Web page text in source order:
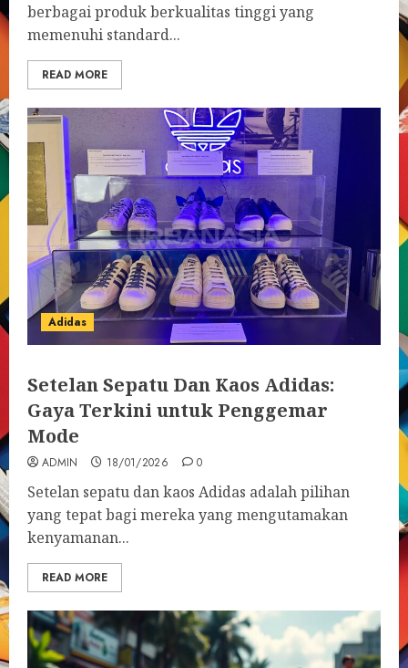
berbagai produk berkualitas tinggi yang
memenuhi standard...
READ MORE
Adidas
Setelan Sepatu Dan Kaos Adidas:
Gaya Terkini untuk Penggemar
Mode
ADMIN 18/01/2026 0
Setelan sepatu dan kaos Adidas adalah pilihan
yang tepat bagi mereka yang mengutamakan
kenyamanan...
READ MORE